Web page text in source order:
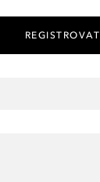
REGISTROVAT